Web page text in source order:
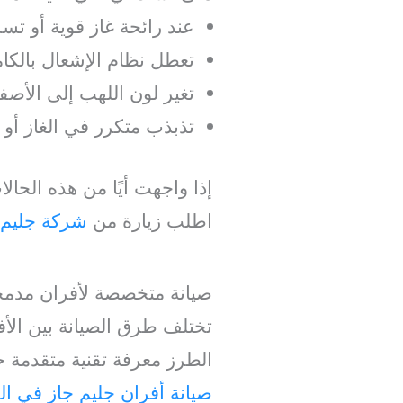
عند رائحة غاز قوية أو
تعطل نظام الإشعال
تغير لون اللهب إلى
تذبذب متكرر في الغاز
إذا واجهت أيًا من هذه
اطلب زيارة من شركة جليم
صيانة متخصصة لأفران
تختلف طرق الصيانة بين
الطرز معرفة تقنية متقدمة
صيانة أفران جليم جاز في